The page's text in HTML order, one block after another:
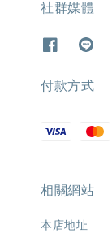
社群媒體
付款方式
相關網站
本店地址